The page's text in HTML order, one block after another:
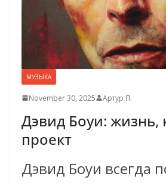
МУЗЫКА
November 30, 2025 Артур П.
Дэвид Боуи: жизнь,
проект
Дэвид Боуи всегда